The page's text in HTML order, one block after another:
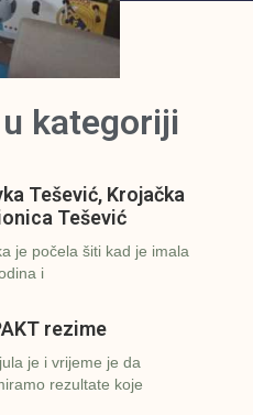
kategoriji
Tešević, Krojačka
Tešević
je počela šiti kad je imala
i
rezime
je i vrijeme je da
rezultate koje